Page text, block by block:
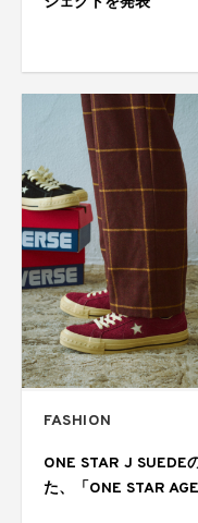
FASHION
ONE STAR J SUEDE
た、「ONE STAR